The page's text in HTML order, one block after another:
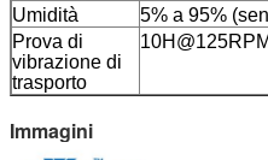
Umidità
5% a 95%
Prova di
vibrazione di
trasporto
10H@125RPM
Immagini